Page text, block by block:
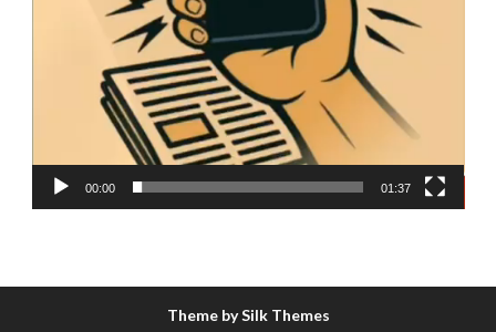
00:00 01:37
Theme by Silk Themes